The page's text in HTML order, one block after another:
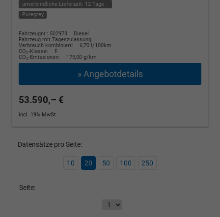
unverbindliche Lieferzeit: 12 Tage
Puregrey
Fahrzeugnr.: 502973
Diesel
Fahrzeug mit Tageszulassung
Verbrauch kombiniert:
6,70 l/100km
CO2-Klasse:
F
CO2-Emissionen: 175,00 g/km
» Angebotdetails
53.590,– €
incl. 19% MwSt.
Datensätze pro Seite:
10 20 50 100 250
Seite: